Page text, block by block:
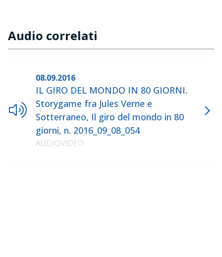
Audio correlati
08.09.2016
IL GIRO DEL MONDO IN 80 GIORNI.
Storygame fra Jules Verne e
Sotterraneo, Il giro del mondo in 80
giorni, n. 2016_09_08_054
AUDIOVIDEO